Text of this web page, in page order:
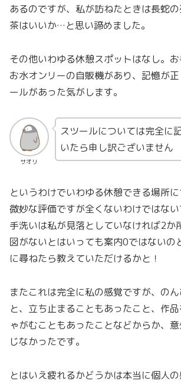
あるのですが、私が訪ねたときは長蛇
茶はいいか…と思い諦めました。
その他いわゆる休憩スポットはなし。
お水オンリーの自販機があり、記憶が
ールがあった気がします。
サオリ
スツールについては完全に
いたら申し訳ございません
というわけでいわゆる休憩できる場所に
微妙な評価ですが全くないわけではな
手洗いは私が見落としていなければ2か
図がないとはいっても案内0ではないの
に尋ねたら教えていただけるかと！
またこれは完全に私の感覚ですが、の
と、立ち止まることもあったこと、作
ゃがむこともあったことなどからか、
じなかったです。
とはいえ疲れるかどうかは本当に個人